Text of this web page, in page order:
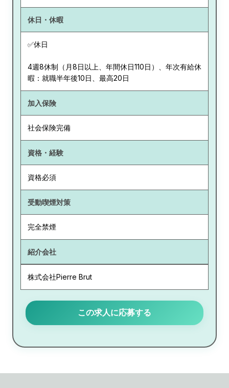
休日・休暇
✅休日
4週8休制（月8日以上、年間休日110日）、年次有給休
暇：就職半年後10日、最高20日
加入保険
社会保険完備
資格・経験
資格必須
受動喫煙対策
完全禁煙
紹介会社
株式会社Pierre Brut
この求人に応募する